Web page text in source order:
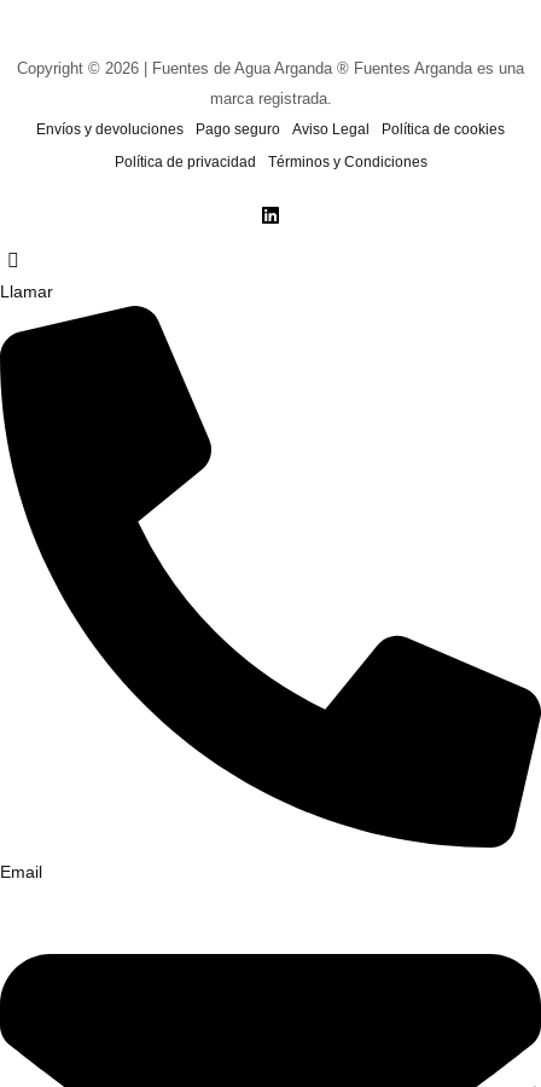
Copyright © 2026 | Fuentes de Agua Arganda ® Fuentes Arganda es una
marca registrada.
Envíos y devoluciones Pago seguro Aviso Legal
Política de cookies
Política de privacidad
Términos y Condiciones
Llamar
Email